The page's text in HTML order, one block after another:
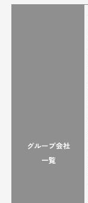
グループ会社
一覧